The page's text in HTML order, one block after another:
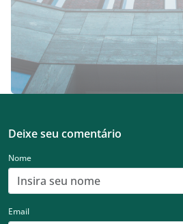
Deixe seu comentário
Nome
Email